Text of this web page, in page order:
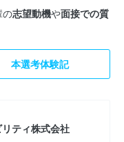
の志望動機や面接での質
本選考体験記
ティ株式会社